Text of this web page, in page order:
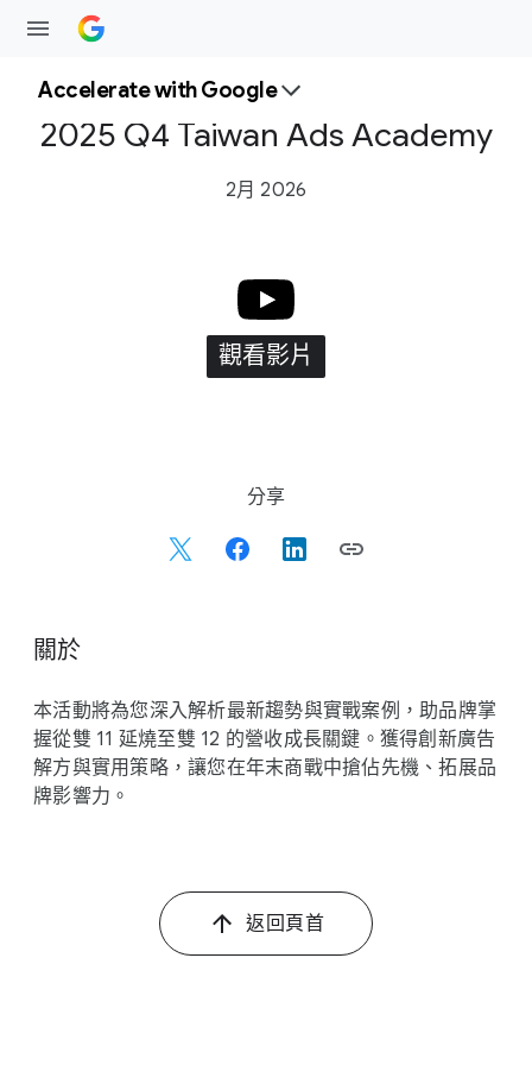
Accelerate wit​h Google
2025 Q4 Taiwan Ads Academy
2月 2026
觀​看​影片
l
M
o
d
u
l
e
分享
關於
本​活動​將​為​您深入​解析​最​新​趨勢​與​實戰​案例，​助品​牌​掌
握​從​雙 11 延燒​至​雙 12 的​營收​成長​關鍵。​獲得​創新​廣告​
解方​與​實用​策略，​讓​您​在​年末商​戰​中​搶佔​先機、​拓展品​
牌​影響力。
返​回​頁​首